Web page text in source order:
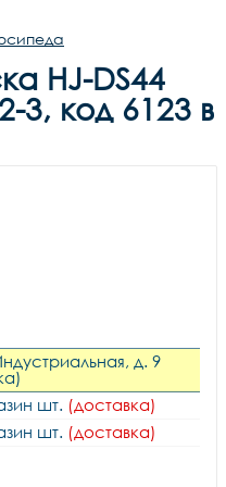
HJ-DS44
3, код 6123 в
д. 9
шт. (доставка)
шт. (доставка)